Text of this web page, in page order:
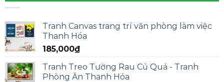
Tranh Canvas trang trí văn phòng làm việc
Thanh Hóa
185,000₫
Tranh Treo Tường Rau Củ Quả - Tranh
Phòng Ăn Thanh Hóa